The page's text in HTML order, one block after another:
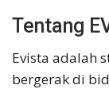
Tentang
Evista adalah
bergerak di